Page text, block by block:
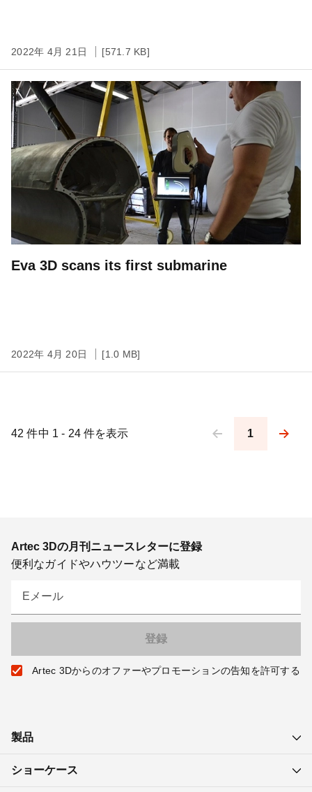
2022年 4月 21日 [571.7 KB]
Eva 3D scans its first submarine
2022年 4月 20日 [1.0 MB]
42 件中 1 - 24 件を表示
Pagination
1
Artec 3Dの月刊ニュースレターに登録
便利なガイドやハウツーなど満載
Eメール
Artec 3Dからのオファーやプロモーションの告知を許可する
製品
ショーケース